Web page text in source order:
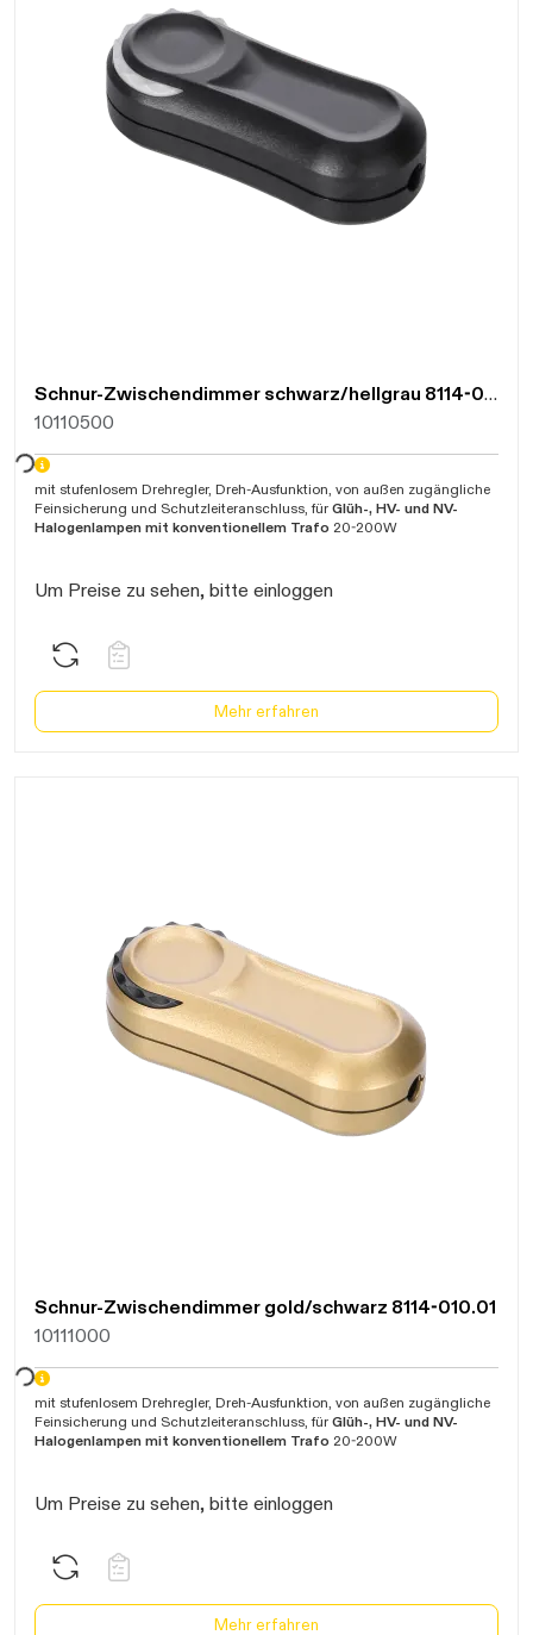
Schnur-Zwischendimmer schwarz/hellgrau 8114-004.01
10110500
mit stufenlosem Drehregler, Dreh-Ausfunktion, von außen zugängliche
Feinsicherung und Schutzleiteranschluss, für Glüh-, HV- und NV-
Halogenlampen mit konventionellem Trafo 20-200W
Um Preise zu sehen, bitte einloggen
Mehr erfahren
Schnur-Zwischendimmer gold/schwarz 8114-010.01
10111000
mit stufenlosem Drehregler, Dreh-Ausfunktion, von außen zugängliche
Feinsicherung und Schutzleiteranschluss, für Glüh-, HV- und NV-
Halogenlampen mit konventionellem Trafo 20-200W
Um Preise zu sehen, bitte einloggen
Mehr erfahren